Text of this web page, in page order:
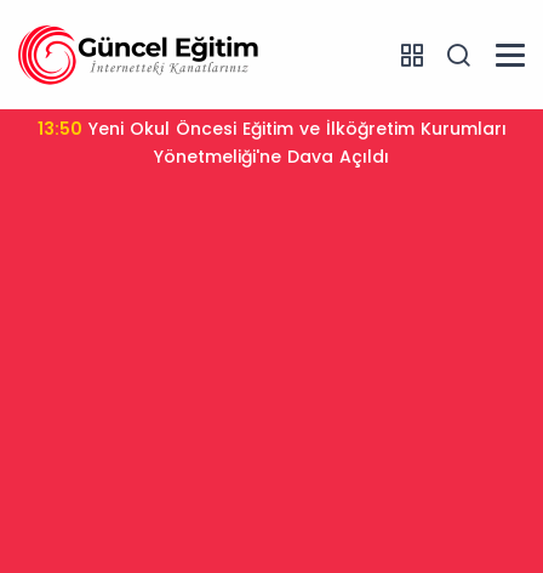
13:50
Yönetmeliği'ne Dava Açıldı